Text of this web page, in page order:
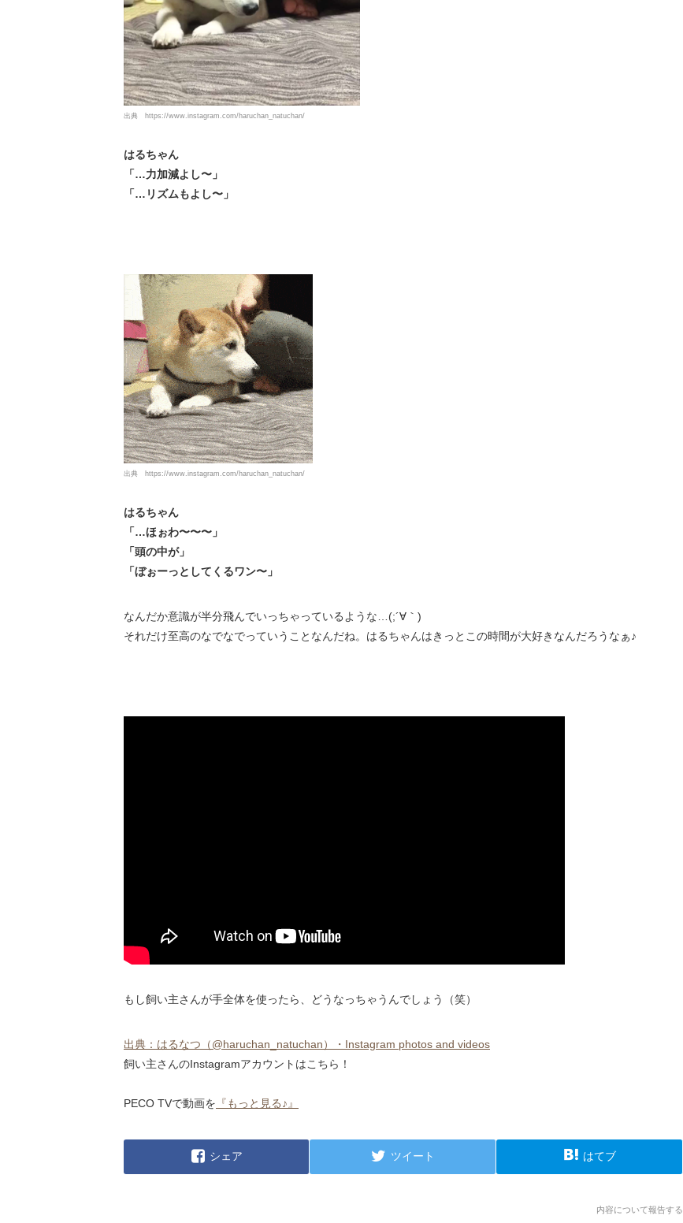
出典 https://www.instagram.com/haruchan_natuchan/
はるちゃん
「…力加減よし〜」
「…リズムもよし〜」
出典 https://www.instagram.com/haruchan_natuchan/
はるちゃん
「…ほぉわ〜〜〜」
「頭の中が」
「ぼぉーっとしてくるワン〜」
なんだか意識が半分飛んでいっちゃっているような…(;´∀｀)
それだけ至高のなでなでっていうことなんだね。はるちゃんはきっとこの時間が大好きなんだろうなぁ♪
もし飼い主さんが手全体を使ったら、どうなっちゃうんでしょう（笑）
出典：はるなつ（@haruchan_natuchan）・Instagram photos and videos
飼い主さんのInstagramアカウントはこちら！
PECO TVで動画を 『もっと見る♪』
シェア ツイート はてブ
内容について報告する